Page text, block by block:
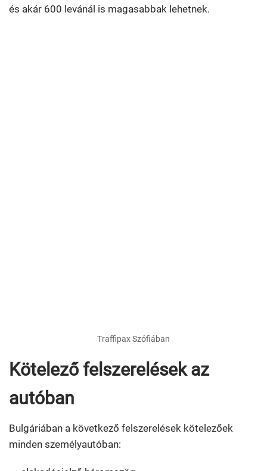
és akár 600 levánál is magasabbak lehetnek.
Traffipax Szófiában
Kötelező felszerelések az
autóban
Bulgáriában a következő felszerelések kötelezőek
minden személyautóban: